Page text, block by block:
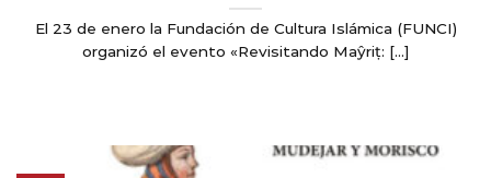
El 23 de enero la Fundación de Cultura Islámica (FUNCI)
organizó el evento «Revisitando Maŷriṭ: [...]